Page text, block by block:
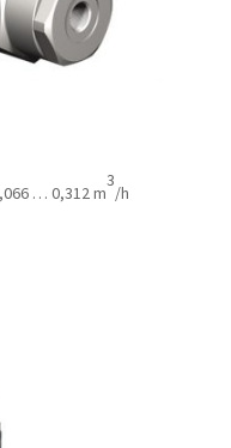
… 0,312 m
3
/h